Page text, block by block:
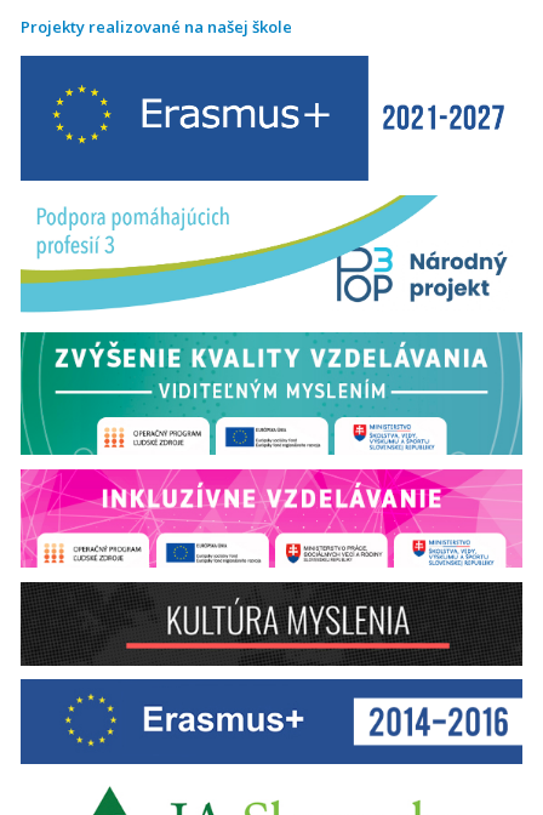
Projekty realizované na našej škole